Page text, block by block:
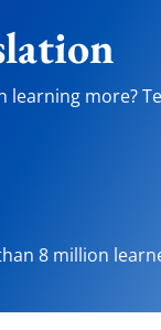
more?
8 million